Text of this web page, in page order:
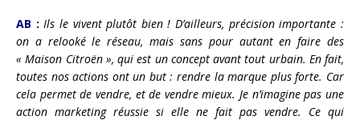
AB : Ils le vivent plutôt bien ! D’ailleurs, précision importante :
on a relooké le réseau, mais sans pour autant en faire des
« Maison Citroën », qui est un concept avant tout urbain. En fait,
toutes nos actions ont un but : rendre la marque plus forte. Car
cela permet de vendre, et de vendre mieux. Je n’imagine pas une
action marketing réussie si elle ne fait pas vendre. Ce qui